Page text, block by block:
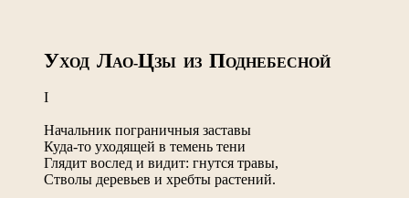
УХОД ЛАО-ЦЗЫ ИЗ ПОДНЕБЕСНОЙ
I
Начальник пограничныя заставы
Куда-то уходящей в темень тени
Глядит вослед и видит: гнутся травы,
Стволы деревьев и хребты растений.